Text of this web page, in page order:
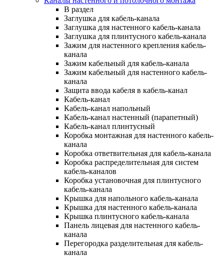
В раздел
Заглушка для кабель-канала
Заглушка для настенного кабель-канала
Заглушка для плинтусного кабель-канала
Зажим для настенного крепления кабель-
канала
Зажим кабельный для кабель-канала
Зажим кабельный для настенного кабель-
канала
Защита ввода кабеля в кабель-канал
Кабель-канал
Кабель-канал напольный
Кабель-канал настенный (парапетный)
Кабель-канал плинтусный
Коробка монтажная для настенного кабель-
канала
Коробка ответвительная для кабель-канала
Коробка распределительная для систем
кабель-каналов
Коробка установочная для плинтусного
кабель-канала
Крышка для напольного кабель-канала
Крышка для настенного кабель-канала
Крышка плинтусного кабель-канала
Панель лицевая для настенного кабель-
канала
Перегородка разделительная для кабель-
канала